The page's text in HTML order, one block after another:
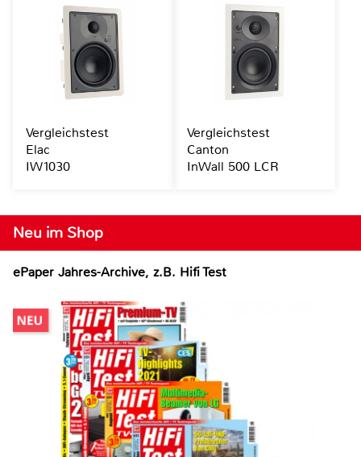
Neu im Shop
ePaper Jahres-Archive, z.B. Hifi Test
Vergleichstest
Elac
IW1030
Vergleichstest
Canton
InWall 500 LCR